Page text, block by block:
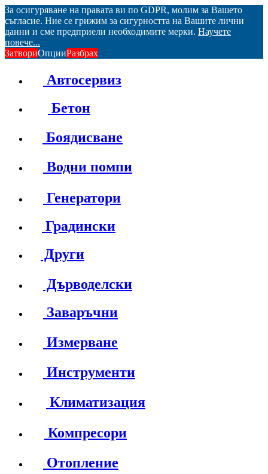
За осигуряване на правата ви по GDPR, молим за Вашето
съгласие. Ние се грижим за сигурността на Вашите лични
данни и сме предприели необходимите мерки. Научете
повече...
ЗатвориОпцииРазбрах
Автосервиз
Бетон
Боядисване
Водни помпи
Генератори
Градински
Други
Дърводелски
Заваръчни
Измерване
Инструменти
Климатизация
Компресори
Отопление